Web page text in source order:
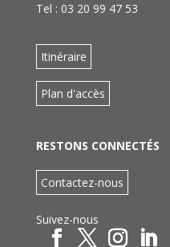
Tel : 03 20 99 47 53
Itinéraire
Plan d'accès
RESTONS CONNECTÉS
Contactez-nous
Suivez-nous